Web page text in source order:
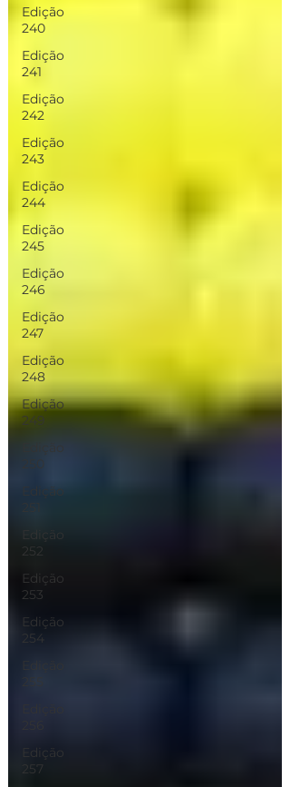
Edição
240
Edição
241
Edição
242
Edição
243
Edição
244
Edição
245
Edição
246
Edição
247
Edição
248
Edição
249
Edição
Edição
252
Edição
253
Edição
254
Edição
257